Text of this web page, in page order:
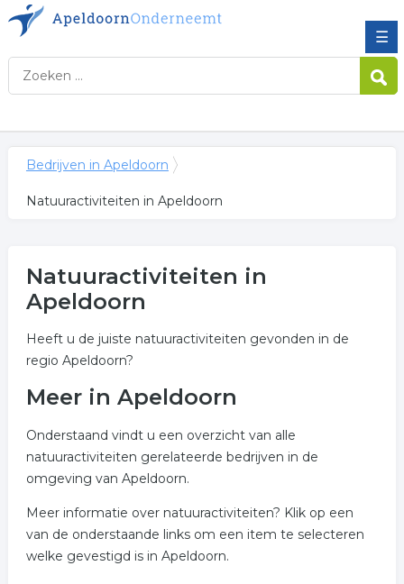
☰
Bedrijven in Apeldoorn
Natuuractiviteiten in Apeldoorn
Natuuractiviteiten in
Apeldoorn
Heeft u de juiste natuuractiviteiten gevonden in de
regio Apeldoorn?
Meer in Apeldoorn
Onderstaand vindt u een overzicht van alle
natuuractiviteiten gerelateerde bedrijven in de
omgeving van Apeldoorn.
Meer informatie over natuuractiviteiten? Klik op een
van de onderstaande links om een item te selecteren
welke gevestigd is in Apeldoorn.